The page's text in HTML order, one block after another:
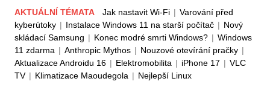
AKTUÁLNÍ TÉMATA Jak nastavit Wi-Fi | Varování před
kyberútoky | Instalace Windows 11 na starší počítač | Nový
skládací Samsung | Konec modré smrti Windows? | Windows
11 zdarma | Anthropic Mythos | Nouzové otevírání pračky |
Aktualizace Androidu 16 | Elektromobilita | iPhone 17 | VLC
TV | Klimatizace Maoudegola | Nejlepší Linux